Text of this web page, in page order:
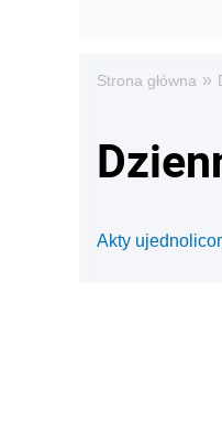
Strona główna »
Akty